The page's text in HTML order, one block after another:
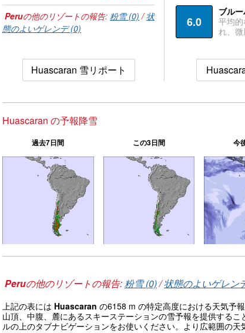
Peruの他のリゾートの報告: 粉雪 (0) /状
態のよいゲレンデ (0)
Huascaran 雪リポート
6.0
ブル
平均
れ、
Huascaran の予報降雪
過去7日間 この3日間 今
Peruの他のリゾートの報告: 粉雪 (0)/状態のよいゲレン
上記の表には Huascaran の6158 m の特定高度における天気予
山頂、中腹、麓にあるスキーステーションの雪予報を提供する
ルの上のタブナビゲーションをお使いください。より広範囲の天